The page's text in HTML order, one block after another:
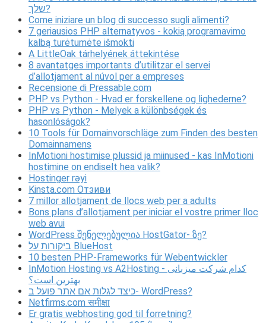
שלך?
Come iniziare un blog di successo sugli alimenti?
7 geriausios PHP alternatyvos - kokią programavimo
kalbą turėtumėte išmokti
A LittleOak tárhelyének áttekintése
8 avantatges importants d’utilitzar el servei
d’allotjament al núvol per a empreses
Recensione di Pressable.com
PHP vs Python - Hvad er forskellene og lighederne?
PHP vs Python - Melyek a különbségek és
hasonlóságok?
10 Tools für Domainvorschläge zum Finden des besten
Domainnamens
InMotioni hostimise plussid ja miinused - kas InMotioni
hostimine on endiselt hea valik?
Hostinger rəyi
Kinsta.com Отзиви
7 millor allotjament de llocs web per a adults
Bons plans d’allotjament per iniciar el vostre primer lloc
web avui
WordPress შენელებულია HostGator- ზე?
ביקורות על BlueHost
10 besten PHP-Frameworks für Webentwickler
InMotion Hosting vs A2Hosting - کدام شرکت میزبانی
بهترین است؟
כיצד לגלות אם אתר פועל ב- WordPress?
Netfirms.com समीक्षा
Er gratis webhosting god til forretning?